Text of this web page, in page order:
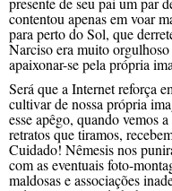
contentou apenasem voar
para perto do Sol, que
Narciso era muito orgulhoso
apaixonar-se pela própria
Será que a Internet reforça
cultivar de nossa própria
esse apêgo, quando vemos
retratos que tiramos,
Cuidado! Nêmesis nos
comaseventuais foto-
maldosaseassociações